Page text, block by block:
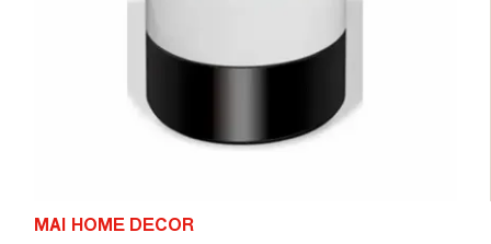
MAI HOME DECOR